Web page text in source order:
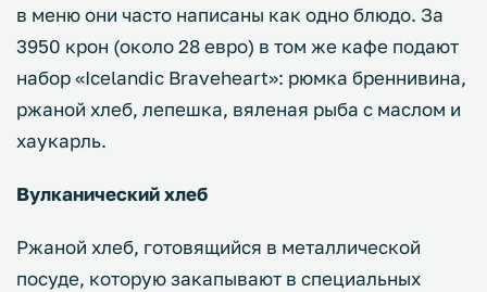
в меню они часто написаны как одно блюдо. За
3950 крон (около 28 евро) в том же кафе подают
набор «Icelandic Braveheart»: рюмка бреннивина,
ржаной хлеб, лепешка, вяленая рыба с маслом и
хаукарль.
Вулканический хлеб
Ржаной хлеб, готовящийся в металлической
посуде, которую закапывают в специальных